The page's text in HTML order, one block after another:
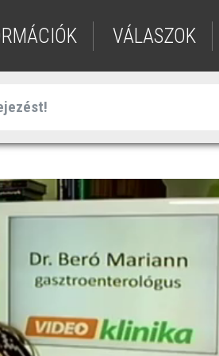
VÁLASZOK